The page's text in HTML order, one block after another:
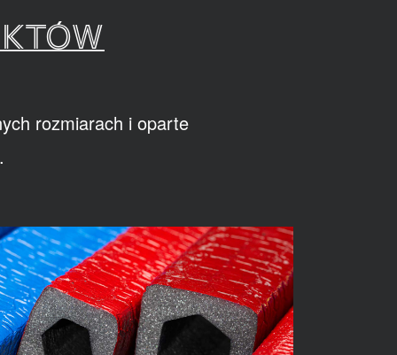
rozmiarach i oparte